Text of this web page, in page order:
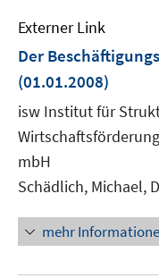
Externer Link
Der
(01.01.2008)
isw Institut für
mbH
Schädlich, Michael,
mehr